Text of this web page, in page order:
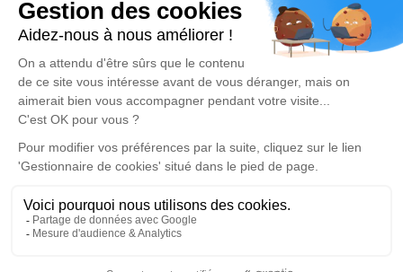
34 Rue Jean Jaurès – 95400 – Arnouville
5/5 – 23 avis
Nos Services
Organiser des obsèques
Monuments funéraires
Services aux familles
Liens utiles
Avis de décès
Demande de rendez-vous en
Nos réseaux sociaux
Politique de traitement des données personnelles
Politique d’utilisation des cookies